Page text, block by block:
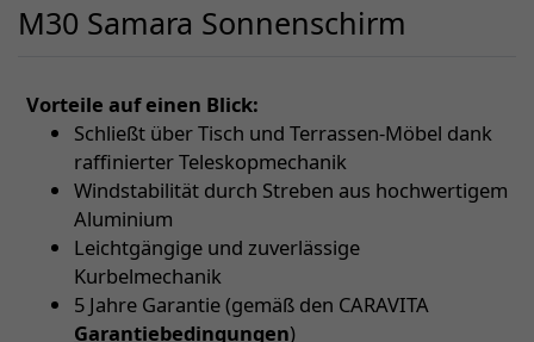
M30 Samara Sonnenschirm
Vorteile auf einen Blick:
Schließt über Tisch und Terrassen-Möbel dank
raffinierter Teleskopmechanik
Windstabilität durch Streben aus hochwertigem
Aluminium
Leichtgängige und zuverlässige
Kurbelmechanik
5 Jahre Garantie (gemäß den CARAVITA
Garantiebedingungen)